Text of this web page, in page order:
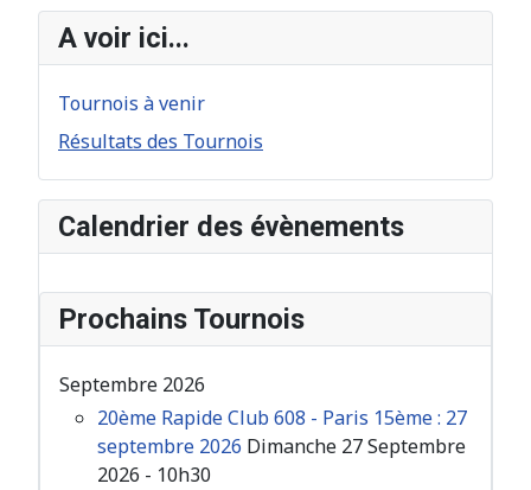
A voir ici...
Tournois à venir
Résultats des Tournois
Calendrier des évènements
Prochains Tournois
Septembre 2026
20ème Rapide Club 608 - Paris 15ème : 27
septembre 2026 Dimanche 27 Septembre
2026 - 10h30